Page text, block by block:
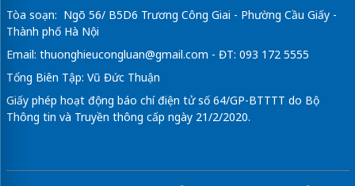
Tòa soạn: Ngõ 56/ B5D6 Trương Công Giai - Phường Cầu Giấy -
Thành phố Hà Nội
Email: thuonghieucongluan@gmail.com - ĐT: 093 172 5555
Tổng Biên Tập: Vũ Đức Thuận
Giấy phép hoạt động báo chí điện tử số 64/GP-BTTTT do Bộ
Thông tin và Truyền thông cấp ngày 21/2/2020.